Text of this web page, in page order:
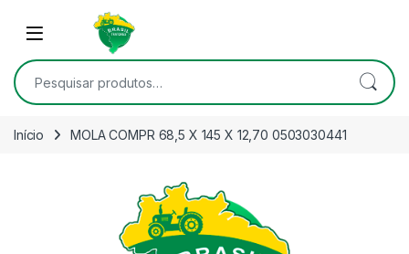
Skip to navigation
Open
Pesquisar por:
Início MOLA COMPR 68,5 X 145 X 12,70 0503030441